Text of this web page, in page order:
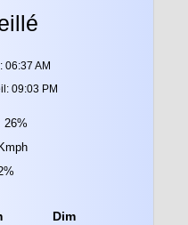
06:37 AM
09:03 PM
26%
Dim